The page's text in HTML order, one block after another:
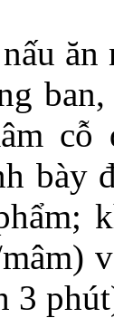
ăn
cỗ
bày
3